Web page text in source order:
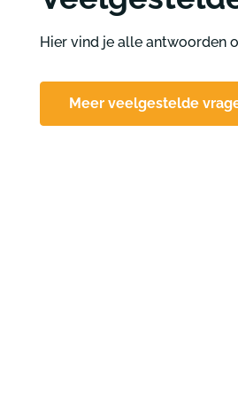
Hier vind je alle antwoorden
Meer veelgestelde